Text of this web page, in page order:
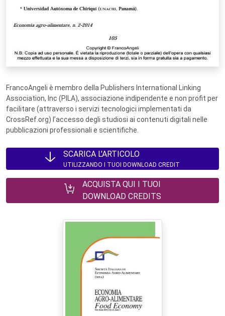
FrancoAngeli è membro della Publishers International Linking
Association, Inc (PILA), associazione indipendente e non profit per
facilitare (attraverso i servizi tecnologici implementati da
CrossRef.org) l’accesso degli studiosi ai contenuti digitali nelle
pubblicazioni professionali e scientifiche.
SCARICA L'ARTICOLO
UTILIZZANDO I TUOI DOWNLOAD CREDIT
ACQUISTA QUI I TUOI
DOWNLOAD CREDITS